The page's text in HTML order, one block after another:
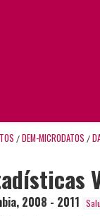
/ DEM-MICRODATOS /
, 2008 - 2011